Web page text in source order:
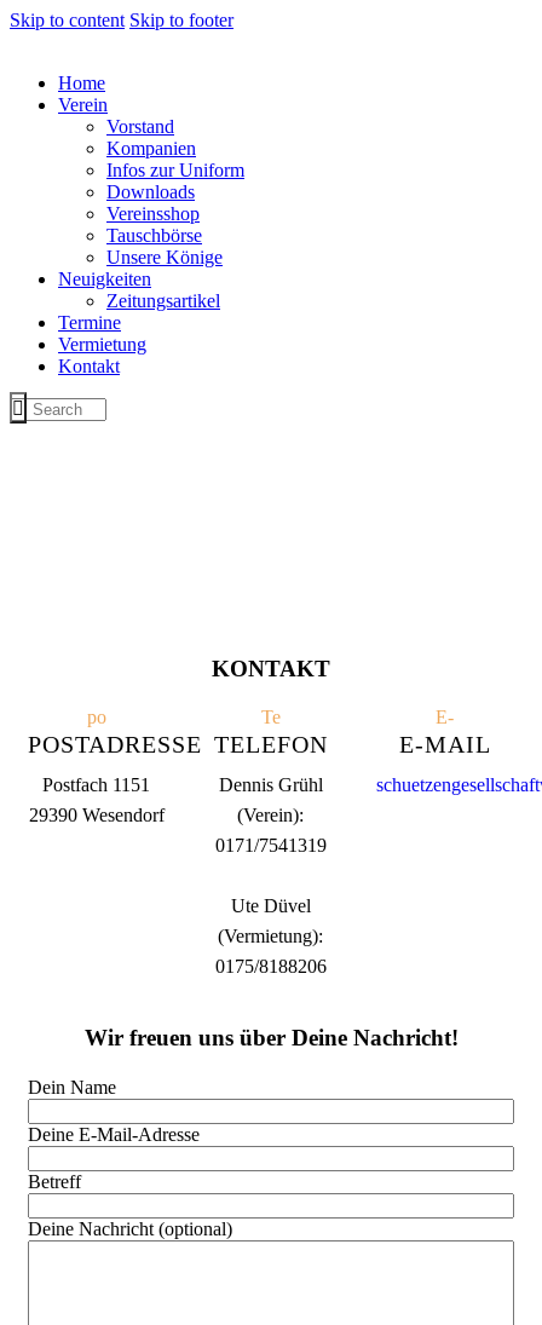
Skip to content Skip to footer
Home
Verein
Vorstand
Kompanien
Infos zur Uniform
Downloads
Vereinsshop
Tauschbörse
Unsere Könige
Neuigkeiten
Zeitungsartikel
Termine
Vermietung
Kontakt
KONTAKT
po
POSTADRESSE
Postfach 1151
29390 Wesendorf
Te
TELEFON
Dennis Grühl
(Verein):
0171/7541319
Ute Düvel
(Vermietung):
0175/8188206
E-
E-MAIL
Wir freuen uns über Deine Nachricht!
Dein Name
Deine E-Mail-Adresse
Betreff
Deine Nachricht (optional)